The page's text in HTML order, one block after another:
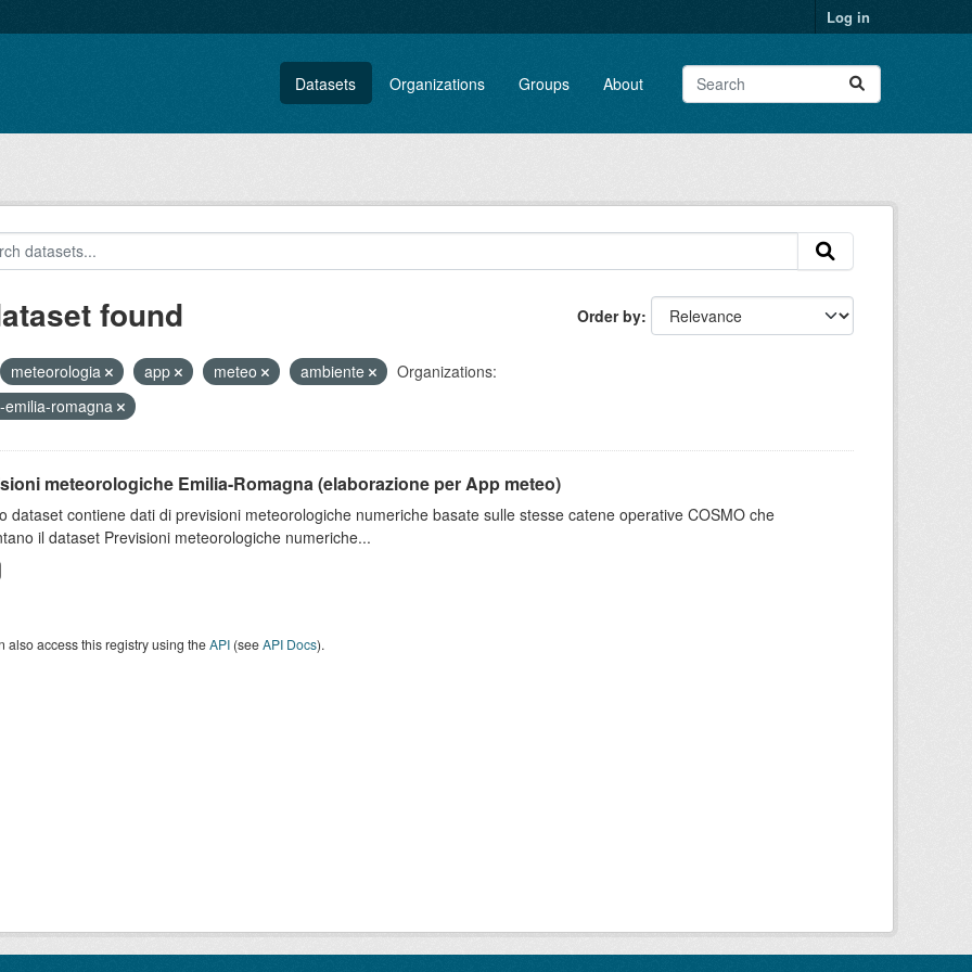
Log in
Datasets Organizations Groups About
Order by
found
meteorologia app meteo ambiente
Organizations:
emilia-romagna
meteorologiche Emilia-Romagna (elaborazione per App meteo)
dataset contiene dati di previsioni meteorologiche numeriche basate sulle stesse catene operative COSMO che
il dataset Previsioni meteorologiche numeriche...
also access this registry using theAPI(seeAPI Docs).